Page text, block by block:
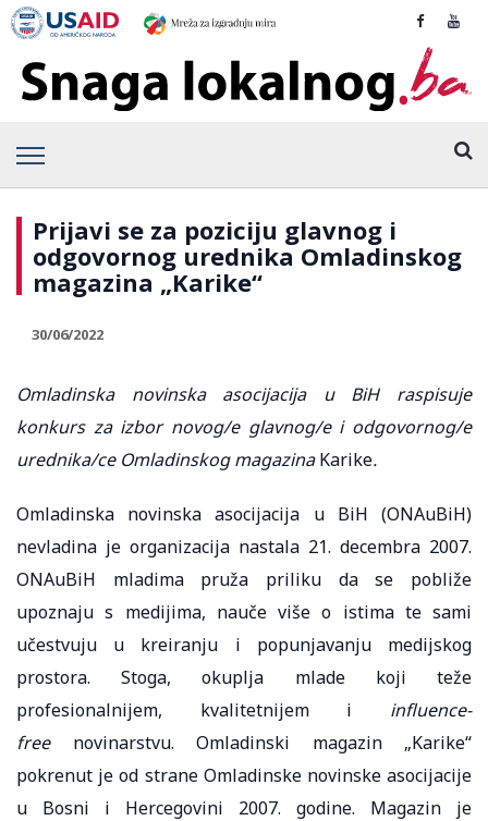
Prijavi se za poziciju glavnog i
odgovornog urednika Omladinskog
magazina „Karike“
30/06/2022
Omladinska novinska asocijacija u BiH raspisuje
konkurs za izbor novog/e glavnog/e i odgovornog/e
urednika/ce Omladinskog magazinaKarike.
Omladinska novinska asocijacija u BiH (ONAuBiH)
nevladina je organizacija nastala 21. decembra 2007.
ONAuBiH mladima pruža priliku da se pobliže
upoznaju s medijima, nauče više o istima te sami
učestvuju u kreiranju i popunjavanju medijskog
prostora. Stoga, okuplja mlade koji teže
profesionalnijem, kvalitetnijem i influence-
freenovinarstvu. Omladinski magazin „Karike“
pokrenut je od strane Omladinske novinske asocijacije
u Bosni i Hercegovini 2007. godine. Magazin je